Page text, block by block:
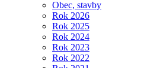
Obec, stavby
Rok 2026
Rok 2025
Rok 2024
Rok 2023
Rok 2022